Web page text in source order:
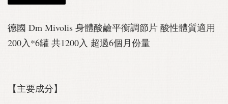
德國 Dm Mivolis 身體酸鹼平衡調節片 酸性體質適用
200入*6罐 共1200入 超過6個月份量
【主要成分】